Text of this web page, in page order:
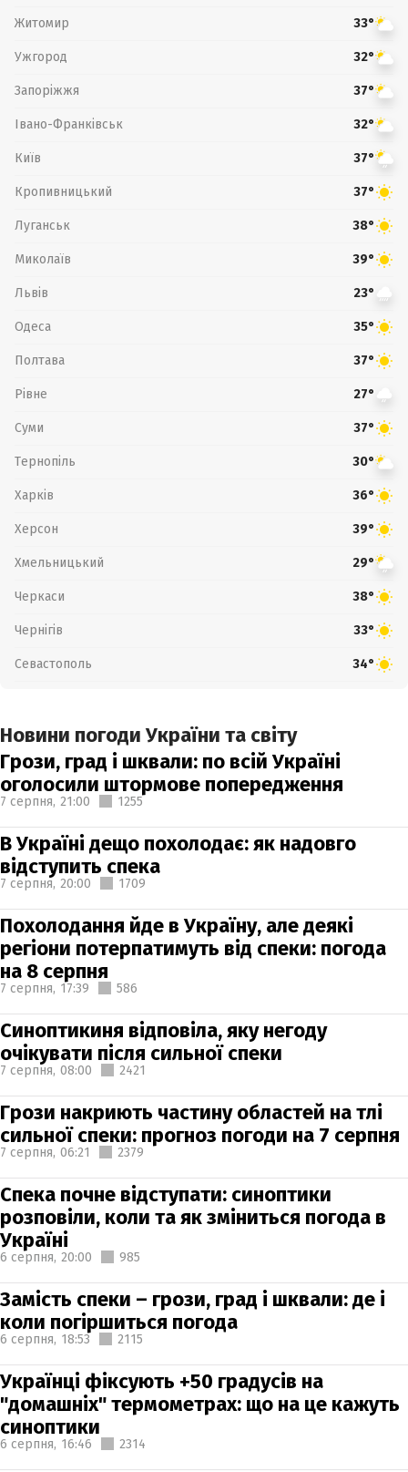
Житомир 33°
Ужгород 32°
Запоріжжя 37°
Івано-Франківськ 32°
Київ 37°
Кропивницький 37°
Луганськ 38°
Миколаїв 39°
Львів 23°
Одеса 35°
Полтава 37°
Рівне 27°
Суми 37°
Тернопіль 30°
Харків 36°
Херсон 39°
Хмельницький 29°
Черкаси 38°
Чернігів 33°
Севастополь 34°
Новини погоди України та світу
Грози, град і шквали: по всій Україні
оголосили штормове попередження
7 серпня, 21:00 1255
В Україні дещо похолодає: як надовго
відступить спека
7 серпня, 20:00 1709
Похолодання йде в Україну, але деякі
регіони потерпатимуть від спеки: погода
на 8 серпня
7 серпня, 17:39 586
Синоптикиня відповіла, яку негоду
очікувати після сильної спеки
7 серпня, 08:00 2421
Грози накриють частину областей на тлі
сильної спеки: прогноз погоди на 7 серпня
7 серпня, 06:21 2379
Спека почне відступати: синоптики
розповіли, коли та як зміниться погода в
Україні
6 серпня, 20:00 985
Замість спеки – грози, град і шквали: де і
коли погіршиться погода
6 серпня, 18:53 2115
Українці фіксують +50 градусів на
"домашніх" термометрах: що на це кажуть
синоптики
6 серпня, 16:46 2314